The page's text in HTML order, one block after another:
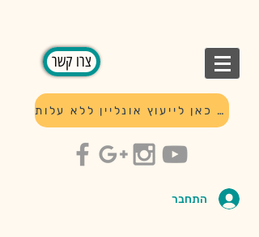
צרו קשר
לחץ כאן לייעוץ אונליין ללא עלות
התחבר